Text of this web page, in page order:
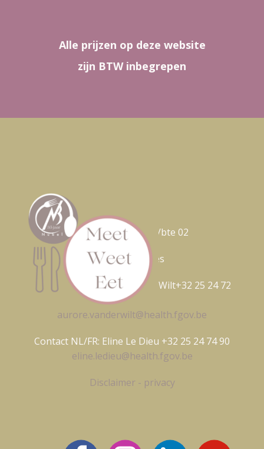
Alle prijzen op deze website
zijn BTW inbegrepen
Avenue Galilée 5/bte 02
1210 Bruxelles
Contact FR: Aurore Van Der Wilt+32 25 24 72
17
aurore.vanderwilt@health.fgov.be
Contact NL/FR: Eline Le Dieu +32 25 24 74 90
eline.ledieu@health.fgov.be
Disclaimer - privacy